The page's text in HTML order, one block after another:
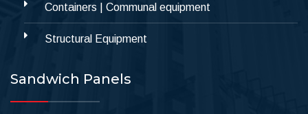
Containers | Communal equipment
Structural Equipment
Sandwich Panels